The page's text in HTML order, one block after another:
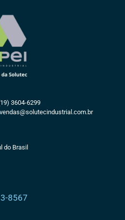
3604-6299
vendas@solutecindustrial.com.br
do Brasil
8567